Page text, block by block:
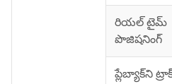
రియల్ టైమ్
పొజిషనింగ్
ప్లేబ్యాక్‌ని